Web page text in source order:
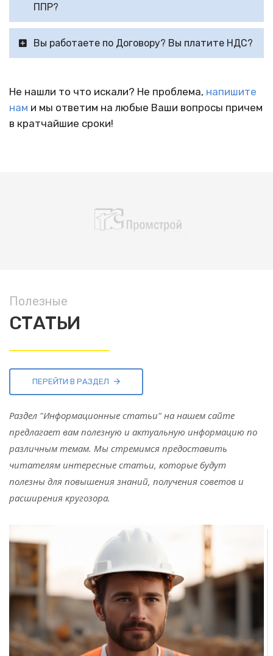
ППР?
Вы работаете по Договору? Вы платите НДС?
Не нашли то что искали? Не проблема, напишите
нам и мы ответим на любые Ваши вопросы причем
в кратчайшие сроки!
Полезные
СТАТЬИ
ПЕРЕЙТИ В РАЗДЕЛ
Раздел "Информационные статьи" на нашем сайте
предлагает вам полезную и актуальную информацию по
различным темам. Мы стремимся предоставить
читателям интересные статьи, которые будут
полезны для повышения знаний, получения советов и
расширения кругозора.